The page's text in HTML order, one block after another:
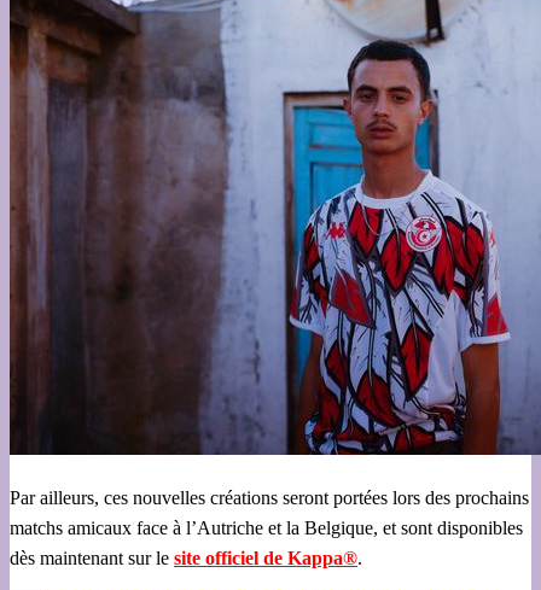
Par ailleurs, ces nouvelles créations seront portées lors des prochains
matchs amicaux face à l’Autriche et la Belgique, et sont disponibles
dès maintenant sur le site officiel de Kappa®.